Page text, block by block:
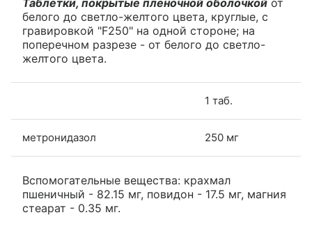
Таблетки, покрытые пленочной оболочкой от
белого до светло-желтого цвета, круглые, с
гравировкой "F250" на одной стороне; на
поперечном разрезе - от белого до светло-
желтого цвета.
1 таб.
метронидазол 250 мг
Вспомогательные вещества: крахмал
пшеничный - 82.15 мг, повидон - 17.5 мг, магния
стеарат - 0.35 мг.